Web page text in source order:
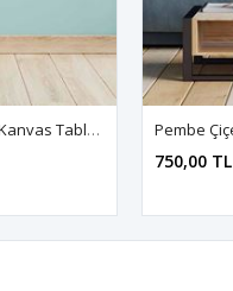
Pembe Renkli Tek Çiçek Art Kanvas Tablo 2221915
750,00 TL